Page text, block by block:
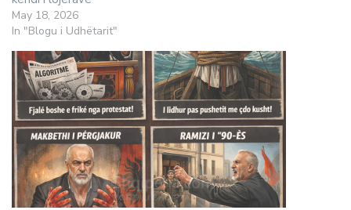
May 18, 2026
In "Blogu i Udhëtarit"